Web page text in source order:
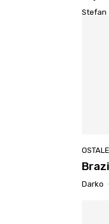
Stefan
Darko -